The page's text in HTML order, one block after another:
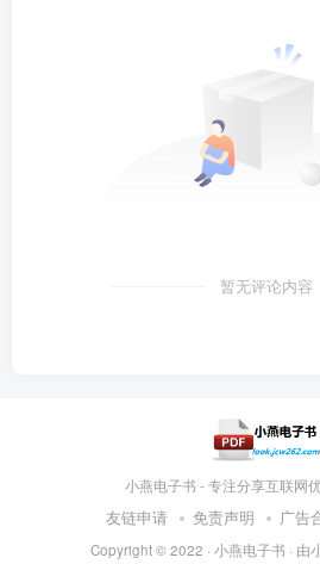
暂无评论内容
小燕电子书 - 专注分享互联网
友链申请 免责声明 广告
Copyright © 2022 · 小燕电子书 · 由